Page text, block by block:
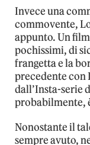
Invece una
commovente,
appunto. Un
pochissimi, di
frangetta e la
precedente con
dall’Insta-serie
probabilmente,
Nonostante il
sempre avuto,